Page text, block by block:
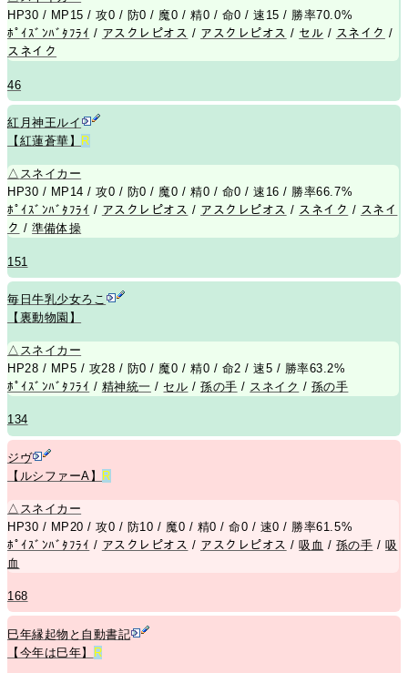
HP30 / MP15 / 攻0 / 防0 / 魔0 / 精0 / 命0 / 速15 / 勝率70.0%
ﾎﾟｲｽﾞﾝﾊﾞﾀﾌﾗｲ / アスクレピオス / アスクレピオス / セル / スネイク /
スネイク
46
紅月神王ルイ
【紅蓮蒼華】
R
△ スネイカー
HP30 / MP14 / 攻0 / 防0 / 魔0 / 精0 / 命0 / 速16 / 勝率66.7%
ﾎﾟｲｽﾞﾝﾊﾞﾀﾌﾗｲ / アスクレピオス / アスクレピオス / スネイク / スネイ
ク /準備体操
151
毎日牛乳少女ろこ
【裏動物園】
△ スネイカー
HP28 / MP5 / 攻28 / 防0 / 魔0 / 精0 / 命2 / 速5 / 勝率63.2%
ﾎﾟｲｽﾞﾝﾊﾞﾀﾌﾗｲ / 精神統一 / セル /孫の手 / スネイク / 孫の手
134
ジヴ
【ルシファーA】
R
△ スネイカー
HP30 / MP20 / 攻0 / 防10 / 魔0 / 精0 / 命0 / 速0 / 勝率61.5%
ﾎﾟｲｽﾞﾝﾊﾞﾀﾌﾗｲ / アスクレピオス / アスクレピオス /吸血 / 孫の手 / 吸
血
168
巳年縁起物と自動書記
【今年は巳年】
R